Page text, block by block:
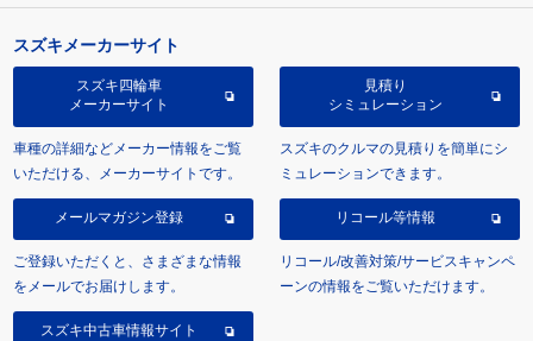
スズキメーカーサイト
スズキ四輪車
メーカーサイト
車種の詳細などメーカー情報をご覧
いただける、メーカーサイトです。
見積り
シミュレーション
スズキのクルマの見積りを簡単にシ
ミュレーションできます。
メールマガジン登録
ご登録いただくと、さまざまな情報
をメールでお届けします。
リコール等情報
リコール/改善対策/サービスキャンペ
ーンの情報をご覧いただけます。
スズキ中古車情報サイト